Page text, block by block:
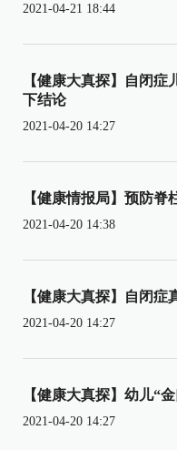
2021-04-21 18:44
【健康大真探】自闭
下结论
2021-04-20 14:27
【健康情报局】预防脊
2021-04-20 14:38
【健康大真探】自闭症
2021-04-20 14:27
【健康大真探】幼儿“
2021-04-20 14:27